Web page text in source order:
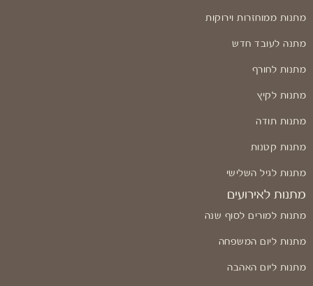
מתנות ממוחזרות וירוקות
מתנה לעובד חדש
מתנות לחורף
מתנות לקיץ
מתנות תודה
מתנות קטנות
מתנות לגיל השלישי
מתנות לאירועים
מתנות למורים לסוף שנה
מתנות ליום המשפחה
מתנות ליום האהבה